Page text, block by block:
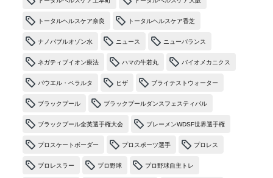
トータルヘルスケア奈良 トータルヘルスケア香芝
ナノバブルオゾン水 ニュース ニューバランス
ネガティブイオン療法 ハマの牛若丸 バイオメカニクス
パウエル・ペラルタ ヒザ ブライテストウォーター
ブラックプール ブラックプールダンスフェスティバル
ブラックプール全英選手権大会 ブレーメンWDSF世界選手権
プロスケートボーダー プロスポーツ選手 プロレス
プロレスラー プロ野球 プロ野球自主トレ